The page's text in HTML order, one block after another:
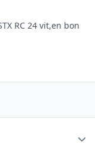
RC 24 vit,en bon